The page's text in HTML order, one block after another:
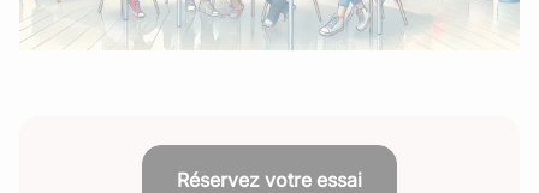
Réservez votre essai